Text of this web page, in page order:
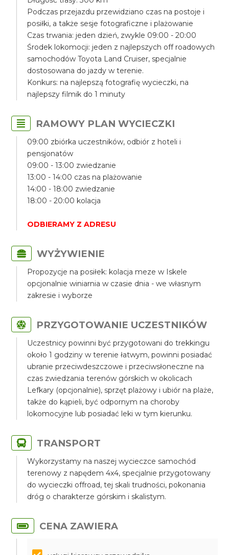
Podczas przejazdu przewidziano czas na postoje i
posiłki, a także sesje fotograficzne i plażowanie
Czas trwania: jeden dzień, zwykle 09:00 - 20:00
Środek lokomocji: jeden z najlepszych off roadowych
samochodów Toyota Land Cruiser, specjalnie
dostosowana do jazdy w terenie.
Konkurs: na najlepszą fotografię wycieczki, na
najlepszy filmik do 1 minuty
RAMOWY PLAN WYCIECZKI
09:00 zbiórka uczestników, odbiór z hoteli i
pensjonatów
09:00 - 13:00 zwiedzanie
13:00 - 14:00 czas na plażowanie
14:00 - 18:00 zwiedzanie
18:00 - 20:00 kolacja
ODBIERAMY Z ADRESU
WYŻYWIENIE
Propozycje na posiłek: kolacja meze w Iskele
opcjonalnie winiarnia w czasie dnia - we własnym
zakresie i wyborze
PRZYGOTOWANIE UCZESTNIKÓW
Uczestnicy powinni być przygotowani do trekkingu
około 1 godziny w terenie łatwym, powinni posiadać
ubranie przeciwdeszczowe i przeciwsłoneczne na
czas zwiedzania terenów górskich w okolicach
Lefkary (opcjonalnie), sprzęt plażowy i ubiór na plaże,
także do kąpieli, być odpornym na choroby
lokomocyjne lub posiadać leki w tym kierunku.
TRANSPORT
Wykorzystamy na naszej wycieczce samochód
terenowy z napędem 4x4, specjalnie przygotowany
do wycieczki offroad, tej skali trudności, pokonania
dróg o charakterze górskim i skalistym.
CENA ZAWIERA